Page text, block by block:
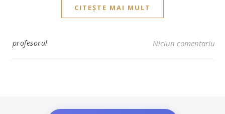
CITEȘTE MAI MULT
profesorul Niciun comentariu